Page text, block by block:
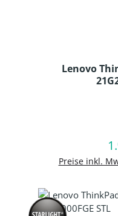
Lenovo
Preise inkl.
In